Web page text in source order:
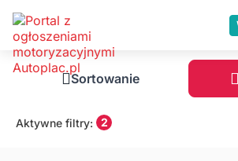
Sortowanie
Aktywne filtry: 2